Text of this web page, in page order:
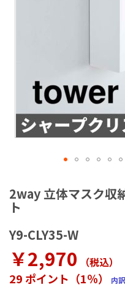
2way 立体マスク収
ト
Y9-CLY35-W
￥2,970 （税込）
29 ポイント（1％） 内訳
ー
ジ
ャ
リ
ー
の